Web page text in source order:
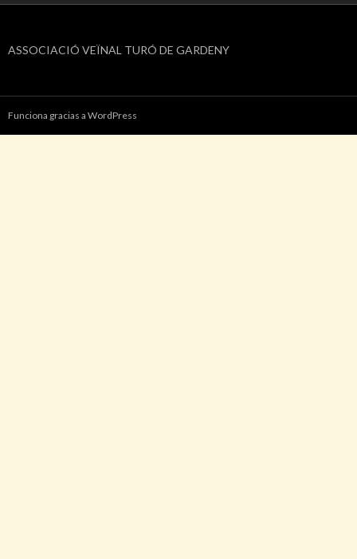
ASSOCIACIÓ VEÏNAL TURÓ DE GARDENY
Funciona gracias a WordPress